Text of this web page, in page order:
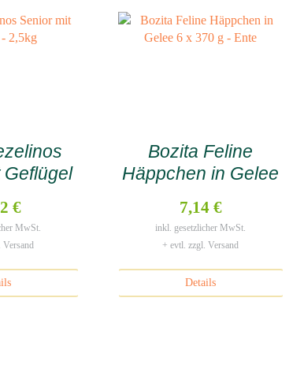
Geflügel
€
MwSt.
Versand
Bozita Feline
Häppchen in Gelee
7,14 €
inkl. gesetzlicher MwSt.
+ evtl. zzgl. Versand
Details